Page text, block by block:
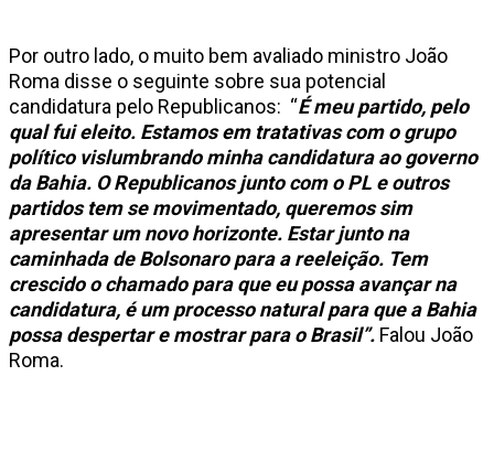
Por outro lado, o muito bem avaliado ministro João
Roma disse o seguinte sobre sua potencial
candidatura pelo Republicanos: “É meu partido, pelo
qual fui eleito. Estamos em tratativas com o grupo
político vislumbrando minha candidatura ao governo
da Bahia. O Republicanos junto com o PL e outros
partidos tem se movimentado, queremos sim
apresentar um novo horizonte. Estar junto na
caminhada de Bolsonaro para a reeleição. Tem
crescido o chamado para que eu possa avançar na
candidatura, é um processo natural para que a Bahia
possa despertar e mostrar para o Brasil”. Falou João
Roma.